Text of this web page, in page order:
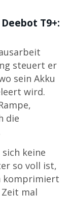
T9+:
steuert er
sein Akku
wird.
die
keine
so voll ist,
komprimiert
mal